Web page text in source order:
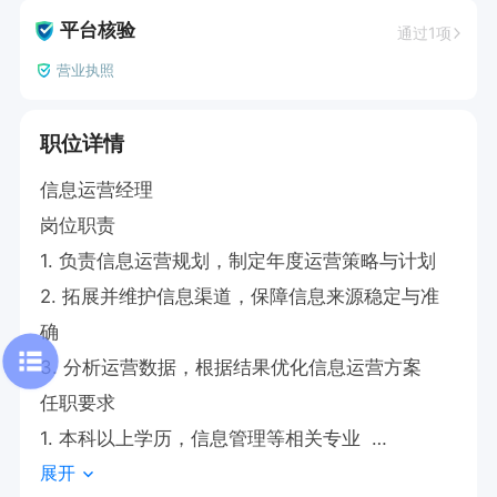
平台核验 通过1项
营业执照
职位详情
信息运营经理
岗位职责
1. 负责信息运营规划，制定年度运营策略与计划
2. 拓展并维护信息渠道，保障信息来源稳定与准
确
3. 分析运营数据，根据结果优化信息运营方案
任职要求
1. 本科以上学历，信息管理等相关专业
2. 熟悉信息运营流程，熟练使用办公软件
展开